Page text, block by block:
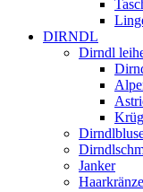
DIRNDL
Dirndl
Janker
Haarkränze